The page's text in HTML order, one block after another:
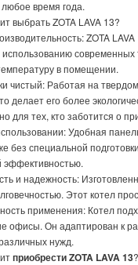
время года.
выбрать ZOTA LAVA 13?
ZOTA
использованию
в помещении.
чистый: Работая на
делает его более
для тех, кто заботится о
Удобная
без специальной
эффективностью.
и надежность:
Этот котел
применения: Котел
офисы. Он адаптирован к
нужд.
приобрести ZOTA LAVA 13?